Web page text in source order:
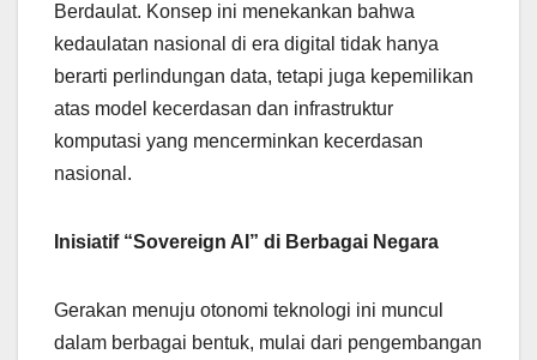
Berdaulat. Konsep ini menekankan bahwa
kedaulatan nasional di era digital tidak hanya
berarti perlindungan data, tetapi juga kepemilikan
atas model kecerdasan dan infrastruktur
komputasi yang mencerminkan kecerdasan
nasional.
Inisiatif “Sovereign AI” di Berbagai Negara
Gerakan menuju otonomi teknologi ini muncul
dalam berbagai bentuk, mulai dari pengembangan